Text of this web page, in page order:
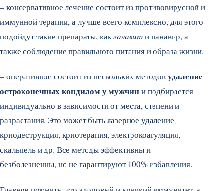
– консервативное лечение состоит из противовирусной и
иммунной терапии, а лучше всего комплексно, для этого
подойдут такие препараты, какгалавити панавир, а
также соблюдение правильного питания и образа жизни.
– оперативное состоит из нескольких методовудаление
остроконечных кондилом у мужчини подбирается
индивидуально в зависимости от места, степени и
разрастания. Это может быть лазерное удаление,
криодеструкция, криотерапия, электрокоагуляция,
скальпель и др. Все методы эффективны и
безболезненны, но не гарантируют 100% избавления.